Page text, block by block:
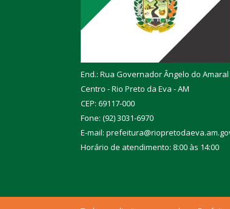
End.: Rua Governador Ângelo do Amaral
Centro - Rio Preto da Eva - AM
CEP: 69117-000
Fone: (92) 3031-6970
E-mail:
Horário de atendimento: 8:00 às 14:00